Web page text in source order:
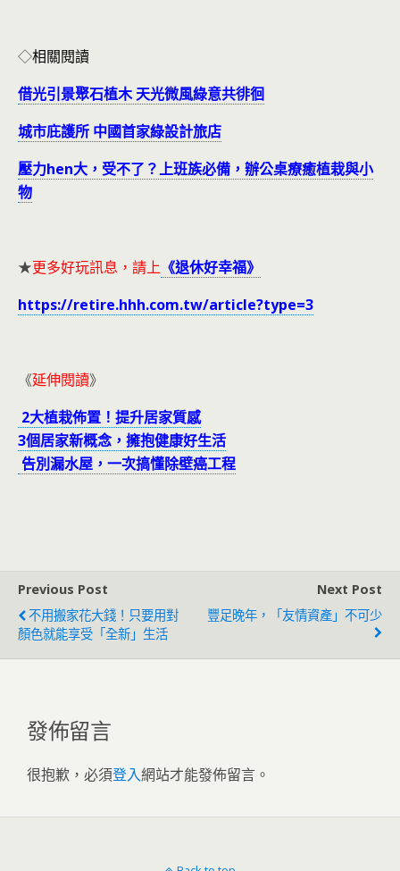
◇相關閱讀
借光引景聚石植木 天光微風綠意共徘徊
城市庇護所 中國首家綠設計旅店
壓力hen大，受不了？上班族必備，辦公桌療癒植栽與小
物
★更多好玩訊息，請上 《退休好幸福》
https://retire.hhh.com.tw/article?type=3
《延伸閱讀》
2大植栽佈置！提升居家質感
3個居家新概念，擁抱健康好生活
告別漏水屋，一次搞懂除壁癌工程
Previous Post
不用搬家花大錢！只要用對
顏色就能享受「全新」生活
Next Post
豐足晚年，「友情資產」不可少
發佈留言
很抱歉，必須登入網站才能發佈留言。